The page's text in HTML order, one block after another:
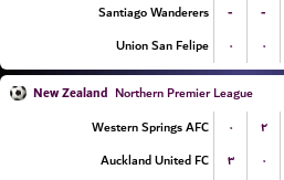
Santiago Wanderers
- -
Union San Felipe
۰ ۰
New Zealand Northern Premier League
Western Springs AFC
۰ ۲
Auckland United FC
۳ ۰